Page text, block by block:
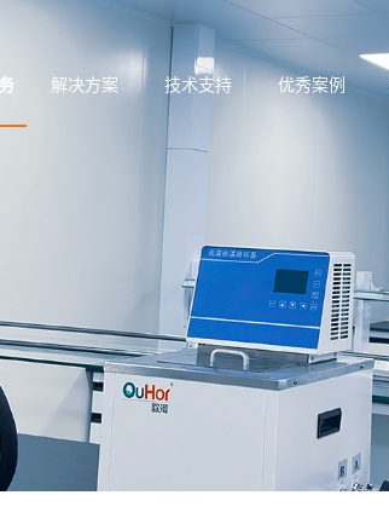
解决方案 技术支持 优秀案例